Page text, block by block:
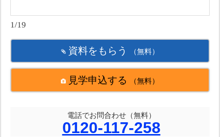
1/19
資料をもらう （無料）
見学申込する （無料）
電話でお問合わせ（無料）
0120-117-258